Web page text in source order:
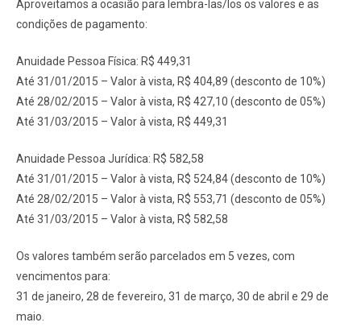
Aproveitamos a ocasião para lembra-las/los os valores e as
condições de pagamento:
Anuidade Pessoa Física: R$ 449,31
Até 31/01/2015 – Valor à vista, R$ 404,89 (desconto de 10%)
Até 28/02/2015 – Valor à vista, R$ 427,10 (desconto de 05%)
Até 31/03/2015 – Valor à vista, R$ 449,31
Anuidade Pessoa Jurídica: R$ 582,58
Até 31/01/2015 – Valor à vista, R$ 524,84 (desconto de 10%)
Até 28/02/2015 – Valor à vista, R$ 553,71 (desconto de 05%)
Até 31/03/2015 – Valor à vista, R$ 582,58
Os valores também serão parcelados em 5 vezes, com
vencimentos para:
31 de janeiro, 28 de fevereiro, 31 de março, 30 de abril e 29 de
maio.